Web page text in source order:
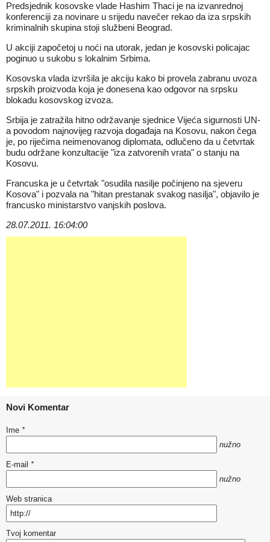
Predsjednik kosovske vlade Hashim Thaci je na izvanrednoj
konferenciji za novinare u srijedu navečer rekao da iza srpskih
kriminalnih skupina stoji službeni Beograd.
U akciji započetoj u noći na utorak, jedan je kosovski policajac
poginuo u sukobu s lokalnim Srbima.
Kosovska vlada izvršila je akciju kako bi provela zabranu uvoza
srpskih proizvoda koja je donesena kao odgovor na srpsku
blokadu kosovskog izvoza.
Srbija je zatražila hitno održavanje sjednice Vijeća sigurnosti UN-
a povodom najnovijeg razvoja događaja na Kosovu, nakon čega
je, po riječima neimenovanog diplomata, odlučeno da u četvrtak
budu održane konzultacije "iza zatvorenih vrata" o stanju na
Kosovu.
Francuska je u četvrtak "osudila nasilje počinjeno na sjeveru
Kosova" i pozvala na "hitan prestanak svakog nasilja", objavilo je
francusko ministarstvo vanjskih poslova.
28.07.2011. 16:04:00
Novi Komentar
Ime *
nužno
E-mail *
nužno
Web stranica
Tvoj komentar